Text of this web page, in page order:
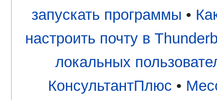
запускать программы •
настроить почту в
локальных
КонсультантПлюс •